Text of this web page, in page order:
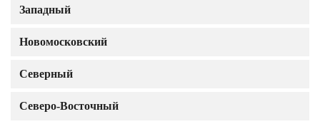
Западный
Новомосковский
Северный
Северо-Восточный